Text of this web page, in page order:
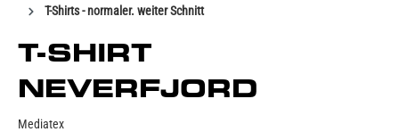
T-Shirts - normaler. weiter Schnitt
T-SHIRT
NEVERFJORD
Mediatex